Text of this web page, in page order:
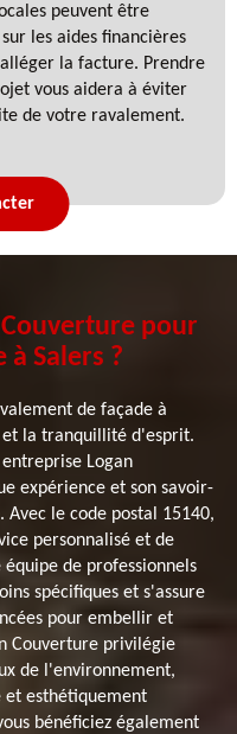
peuvent être
les aides financières
la facture. Prendre
vous aidera à éviter
de votre ravalement.
pour
à Salers ?
de façade à
la tranquillité d'esprit.
Logan
expérience et son savoir-
le code postal 15140,
personnalisé et de
de professionnels
spécifiques et s'assure
pour embellir et
Couverture privilégie
de l'environnement,
et esthétiquement
bénéficiez également